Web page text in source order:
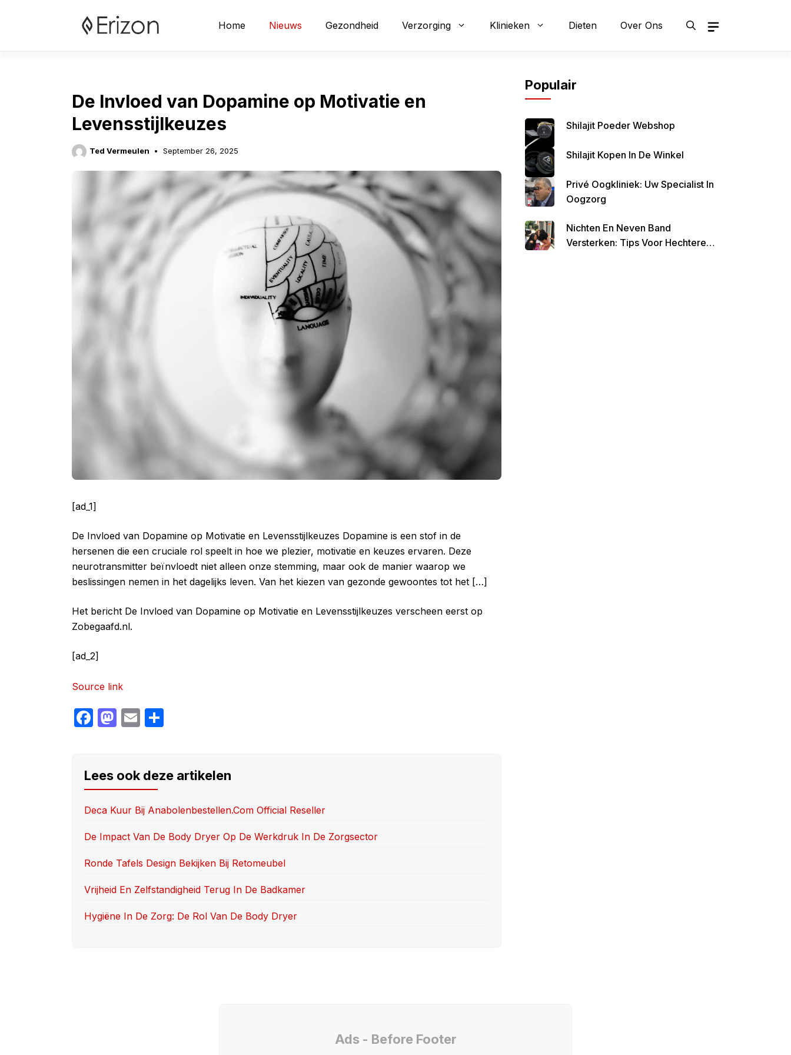
Home Nieuws Gezondheid Verzorging Klinieken Dieten Over Ons
De Invloed van Dopamine op Motivatie en
Levensstijlkeuzes
Ted Vermeulen September 26, 2025
[ad_1]
De Invloed van Dopamine op Motivatie en Levensstijlkeuzes Dopamine is een stof in de
hersenen die een cruciale rol speelt in hoe we plezier, motivatie en keuzes ervaren. Deze
neurotransmitter beïnvloedt niet alleen onze stemming, maar ook de manier waarop we
beslissingen nemen in het dagelijks leven. Van het kiezen van gezonde gewoontes tot het […]
Het bericht De Invloed van Dopamine op Motivatie en Levensstijlkeuzes verscheen eerst op
Zobegaafd.nl.
[ad_2]
Source link
F
e
b
o
o
M
o
d
o
n
E
e
Lees ook deze artikelen
Deca Kuur Bij Anabolenbestellen.com Official Reseller
De Impact Van De Body Dryer Op De Werkdruk In De Zorgsector
Ronde Tafels Design Bekijken Bij Retomeubel
Vrijheid En Zelfstandigheid Terug In De Badkamer
Hygiëne In De Zorg: De Rol Van De Body Dryer
Populair
Shilajit Poeder Webshop
Shilajit Kopen In De Winkel
Privé Oogkliniek: Uw Specialist In
Oogzorg
Nichten En Neven Band
Versterken: Tips Voor Hechtere
Ads - Before Footer